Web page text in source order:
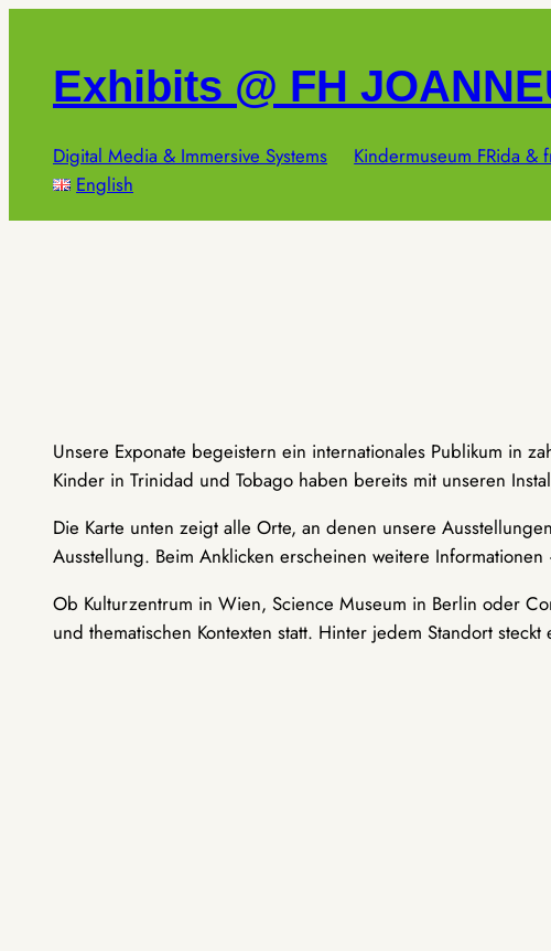
springenExhibits @ FH
Digital Media & Immersive Systems Kindermuseum FRida &
English
Unsere Exponate begeistern ein internationales Publikum in
Kinder in Trinidad und Tobago haben bereits mit unseren
Die Karte unten zeigt alle Orte, an denen unsere
Ausstellung. Beim Anklicken erscheinen weitere
Ob Kulturzentrum in Wien, Science Museum in Berlin oder
und thematischen Kontexten statt. Hinter jedem Standort